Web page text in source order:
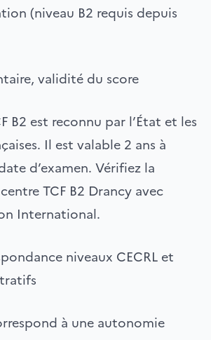
(niveau B2 requis depuis
validité du score
B2 est reconnu par l’État et les
Il est valable 2 ans à
d’examen. Vérifiez la
TCF B2 Drancy avec
International.
niveaux CECRL et
à une autonomie